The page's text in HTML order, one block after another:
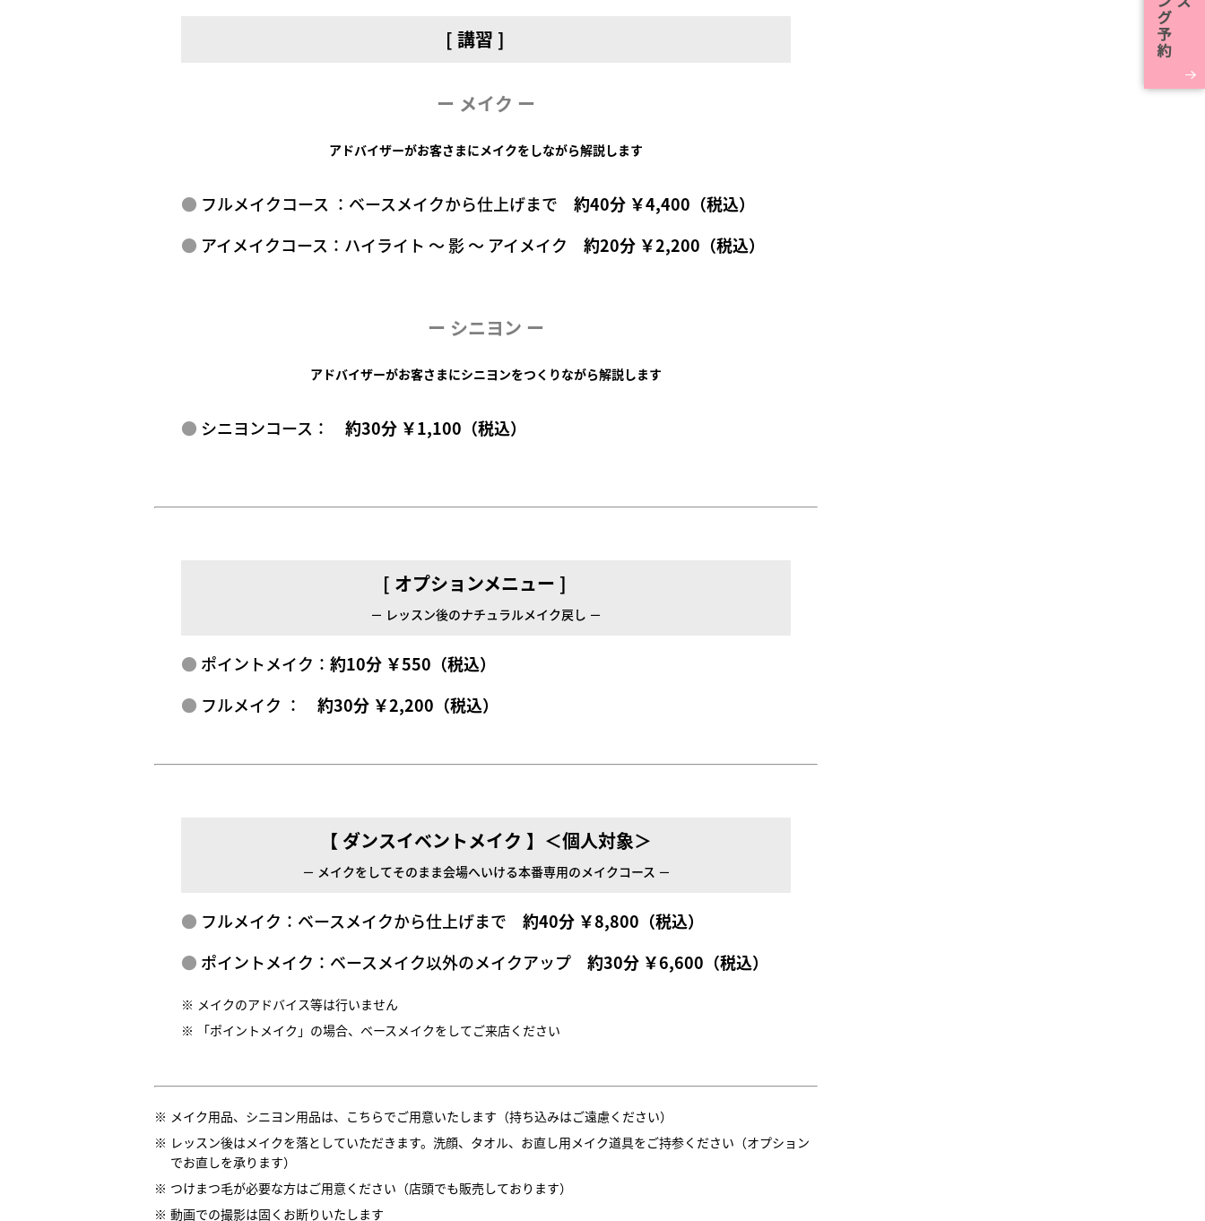
[ 講習 ]
ー メイク ー
アドバイザーがお客さまにメイクをしながら解説します
フルメイクコース ：ベースメイクから仕上げまで 約40分 ￥4,400（税込）
アイメイクコース：ハイライト ～ 影 ～ アイメイク 約20分 ￥2,200（税込）
ー シニヨン ー
アドバイザーがお客さまにシニヨンをつくりながら解説します
シニヨンコース： 約30分 ￥1,100（税込）
[ オプションメニュー ]
－ レッスン後のナチュラルメイク戻し －
ポイントメイク： 約10分 ￥550（税込）
フルメイク ： 約30分 ￥2,200（税込）
【 ダンスイベントメイク 】＜個人対象＞
－ メイクをしてそのまま会場へいける本番専用のメイクコース －
フルメイク：ベースメイクから仕上げまで 約40分 ￥8,800（税込）
ポイントメイク：ベースメイク以外のメイクアップ 約30分 ￥6,600（税込）
メイクのアドバイス等は行いません
「ポイントメイク」の場合、ベースメイクをしてご来店ください
メイク用品、シニヨン用品は、こちらでご用意いたします（持ち込みはご遠慮ください）
レッスン後はメイクを落としていただきます。洗顔、タオル、お直し用メイク道具をご持参ください（オプション
でお直しを承ります）
つけまつ毛が必要な方はご用意ください（店頭でも販売しております）
動画での撮影は固くお断りいたします